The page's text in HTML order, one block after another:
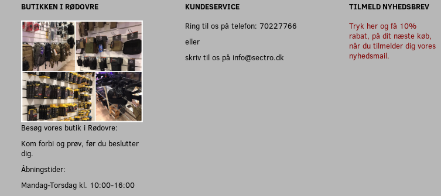
BUTIKKEN I RØDOVRE
Besøg vores butik i Rødovre:
Kom forbi og prøv, før du beslutter
dig.
Åbningstider:
Mandag-Torsdag kl. 10:00-16:00
KUNDESERVICE
Ring til os på telefon: 70227766
eller
skriv til os på info@sectro.dk
TILMELD NYHEDSBREV
Tryk her og få 10%
rabat, på dit næste køb,
når du tilmelder dig vores
nyhedsmail.